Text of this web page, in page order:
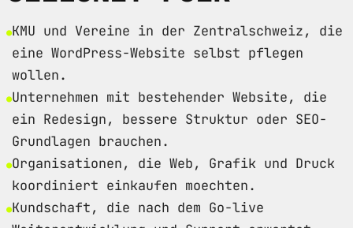
KMU und Vereine in der Zentralschweiz, die
eine WordPress-Website selbst pflegen
wollen.
Unternehmen mit bestehender Website, die
ein Redesign, bessere Struktur oder SEO-
Grundlagen brauchen.
Organisationen, die Web, Grafik und Druck
koordiniert einkaufen moechten.
Kundschaft, die nach dem Go-live